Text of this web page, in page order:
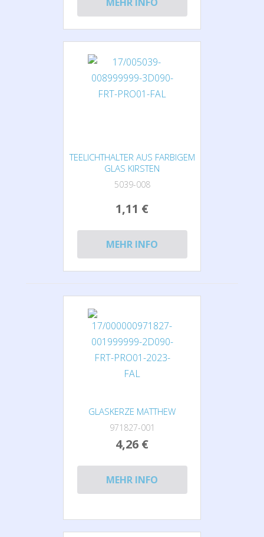
TEELICHTHALTER AUS FARBIGEM
GLAS KIRSTEN
5039-008
1,11 €
MEHR INFO
GLASKERZE MATTHEW
971827-001
4,26 €
MEHR INFO